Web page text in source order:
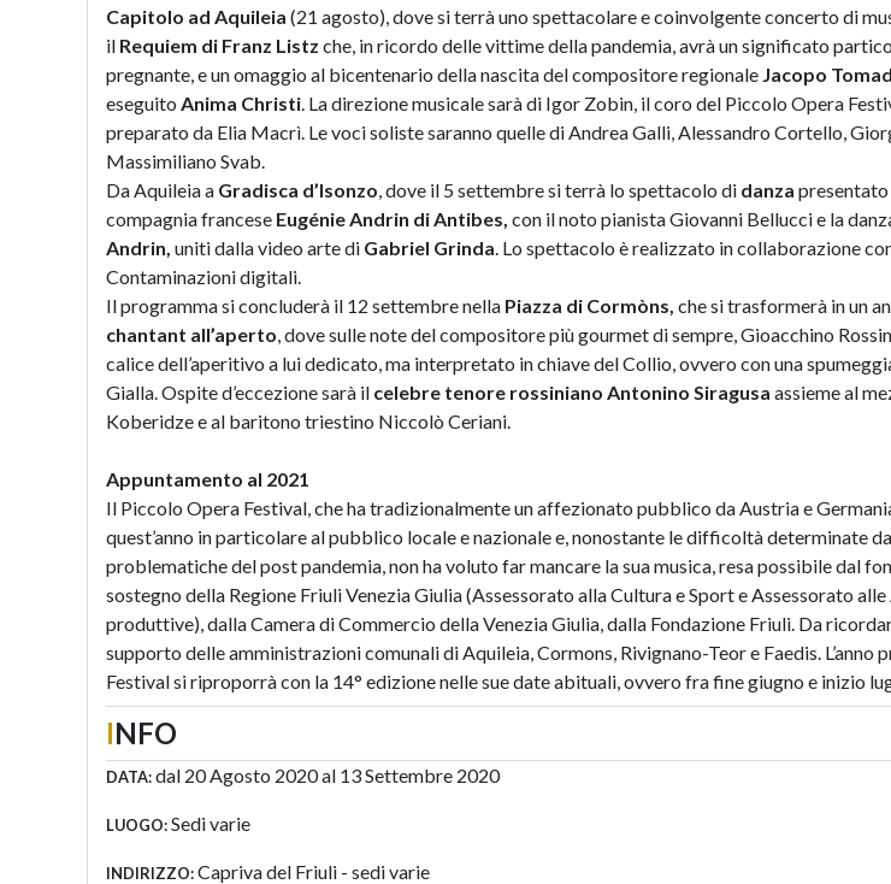
Capitolo ad Aquileia (21 agosto), dove si terrà uno spettacolare e coinvolgente concerto di
il Requiem di Franz Listz che, in ricordo delle vittime della pandemia, avrà un significato
pregnante, e un omaggio al bicentenario della nascita del compositore regionale Jacopo
eseguito Anima Christi . La direzione musicale sarà di Igor Zobin, il coro del Piccolo Opera
preparato da Elia Macrì. Le voci soliste saranno quelle di Andrea Galli, Alessandro Cortello,
Massimiliano Svab.
Da Aquileia a Gradisca d’Isonzo , dove il 5 settembre si terrà lo spettacolo di danza
compagnia francese Eugénie Andrin di Antibes, con il noto pianista Giovanni Bellucci e la
Andrin, uniti dalla video arte di Gabriel Grinda . Lo spettacolo è realizzato in collaborazione
Contaminazioni digitali.
Il programma si concluderà il 12 settembre nella Piazza di Cormòns, che si trasformerà in un
chantant all’aperto , dove sulle note del compositore più gourmet di sempre, Gioacchino
calice dell’aperitivo a lui dedicato, ma interpretato in chiave del Collio, ovvero con una
Gialla. Ospite d’eccezione sarà il celebre tenore rossiniano Antonino Siragusa assieme al
Koberidze e al baritono triestino Niccolò Ceriani.
Appuntamento al 2021
Il Piccolo Opera Festival, che ha tradizionalmente un affezionato pubblico da Austria e
quest’anno in particolare al pubblico locale e nazionale e, nonostante le difficoltà determinate
problematiche del post pandemia, non ha voluto far mancare la sua musica, resa possibile dal
sostegno della Regione Friuli Venezia Giulia (Assessorato alla Cultura e Sport e Assessorato
produttive), dalla Camera di Commercio della Venezia Giulia, dalla Fondazione Friuli. Da
supporto delle amministrazioni comunali di Aquileia, Cormons, Rivignano-Teor e Faedis. L’anno
Festival si riproporrà con la 14° edizione nelle sue date abituali, ovvero fra fine giugno e inizio
INFO
DATA:dal 20 Agosto 2020 al 13 Settembre 2020
LUOGO:Sedi varie
INDIRIZZO:Capriva del Friuli - sedi varie